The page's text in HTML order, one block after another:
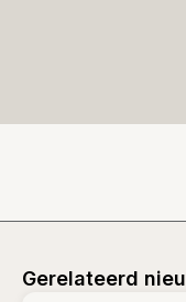
Gerelateerd